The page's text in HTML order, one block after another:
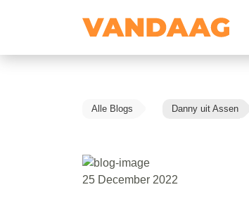
Alle Blogs Danny uit Assen
25 December 2022